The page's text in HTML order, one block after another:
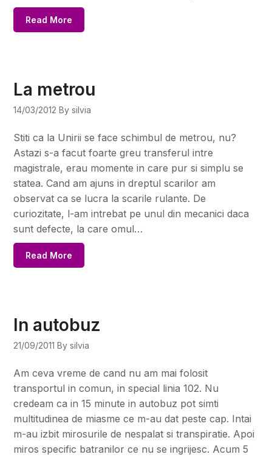
Read More
La metrou
14/03/2012 By silvia
Stiti ca la Unirii se face schimbul de metrou, nu?
Astazi s-a facut foarte greu transferul intre
magistrale, erau momente in care pur si simplu se
statea. Cand am ajuns in dreptul scarilor am
observat ca se lucra la scarile rulante. De
curiozitate, l-am intrebat pe unul din mecanici daca
sunt defecte, la care omul…
Read More
In autobuz
21/09/2011 By silvia
Am ceva vreme de cand nu am mai folosit
transportul in comun, in special linia 102. Nu
credeam ca in 15 minute in autobuz pot simti
multitudinea de miasme ce m-au dat peste cap. Intai
m-au izbit mirosurile de nespalat si transpiratie. Apoi
miros specific batranilor ce nu se ingrijesc. Acum 5